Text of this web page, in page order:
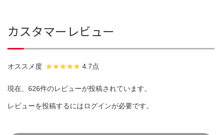
カスタマーレビュー
オススメ度 4.7点
現在、626件のレビューが投稿されています。
レビューを投稿するにはログインが必要です。